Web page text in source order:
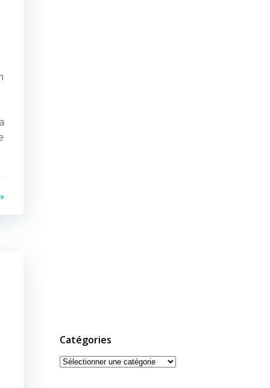
Catégories
Catégories